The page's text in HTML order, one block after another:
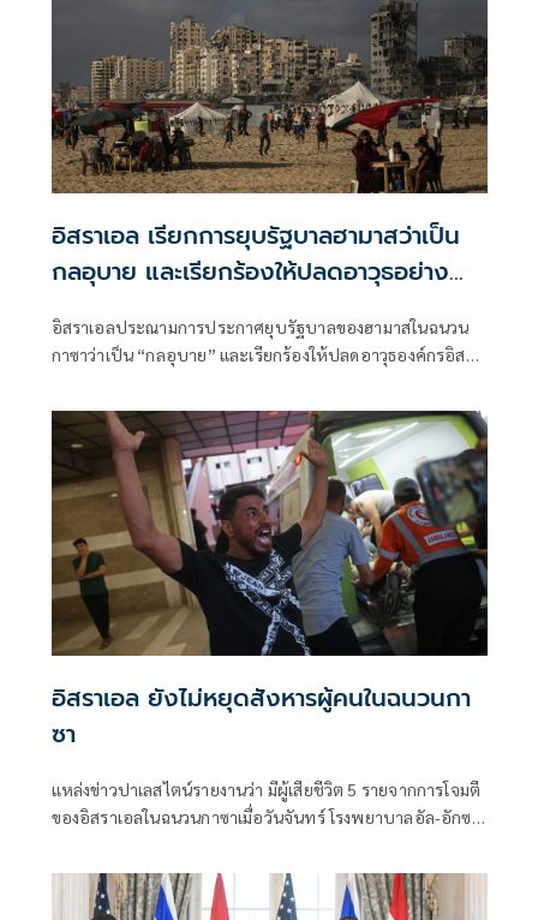
อิสราเอล เรียกการยุบรัฐบาลฮามาสว่าเป็น
กลอุบาย และเรียกร้องให้ปลดอาวุธอย่าง
อิสราเอลประณามการประกาศยุบรัฐบาลของฮามาสในฉนวน
กาซาว่าเป็น “กลอุบาย” และเรียกร้องให้ปลดอาวุธองค์กรอิสลา
อิสราเอล ยังไม่หยุดสังหารผู้คนในฉนวนกา
ซา
แหล่งข่าวปาเลสไตน์รายงานว่า มีผู้เสียชีวิต 5 รายจากการโจมตี
ของอิสราเอลในฉนวนกาซาเมื่อวันจันทร์ โรงพยาบาลอัล-อักซา
อีกหลายคนเมื่อโดรนของอิสราเอลโจมตีกลุ่มพลเรือน